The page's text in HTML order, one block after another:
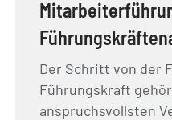
Der Schritt von der
Führungskraft
anspruchsvollsten